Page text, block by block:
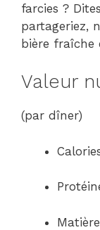
farcies ?
partageriez,
bière fraîche
Valeur
(par dîner)